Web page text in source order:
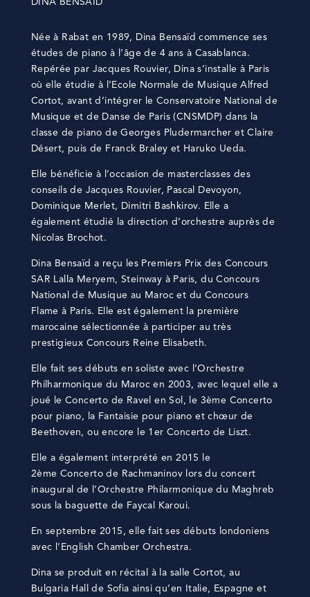
DINA BENSAÏD
Née à Rabat en 1989, Dina Bensaïd commence ses
études de piano à l’âge de 4 ans à Casablanca.
Repérée par Jacques Rouvier, Dina s’installe à Paris
où elle étudie à l’Ecole Normale de Musique Alfred
Cortot, avant d’intégrer le Conservatoire National de
Musique et de Danse de Paris (CNSMDP) dans la
classe de piano de Georges Pludermarcher et Claire
Désert, puis de Franck Braley et Haruko Ueda.
Elle bénéficie à l’occasion de masterclasses des
conseils de Jacques Rouvier, Pascal Devoyon,
Dominique Merlet, Dimitri Bashkirov. Elle a
également étudié la direction d’orchestre auprès de
Nicolas Brochot.
Dina Bensaïd a reçu les Premiers Prix des Concours
SAR Lalla Meryem, Steinway à Paris, du Concours
National de Musique au Maroc et du Concours
Flame à Paris. Elle est également la première
marocaine sélectionnée à participer au très
prestigieux Concours Reine Elisabeth.
Elle fait ses débuts en soliste avec l’Orchestre
Philharmonique du Maroc en 2003, avec lequel elle a
joué le Concerto de Ravel en Sol, le 3ème Concerto
pour piano, la Fantaisie pour piano et chœur de
Beethoven, ou encore le 1er Concerto de Liszt.
Elle a également interprété en 2015 le
2ème Concerto de Rachmaninov lors du concert
inaugural de l’Orchestre Philarmonique du Maghreb
sous la baguette de Faycal Karoui.
En septembre 2015, elle fait ses débuts londoniens
avec l’English Chamber Orchestra.
Dina se produit en récital à la salle Cortot, au
Bulgaria Hall de Sofia ainsi qu’en Italie, Espagne et